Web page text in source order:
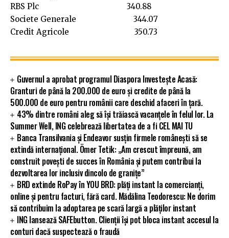
RBS Plc 340.88
Societe Generale 344.07
Credit Agricole 350.73
Guvernul a aprobat programul Diaspora Investește Acasă:
Granturi de până la 200.000 de euro și credite de până la
500.000 de euro pentru românii care deschid afaceri în țară.
43% dintre români aleg să își trăiască vacanțele în felul lor. La
Summer Well, ING celebrează libertatea de a fi CEL MAI TU
Banca Transilvania și Endeavor susțin firmele românești să se
extindă internațional. Ömer Tetik: „Am crescut împreună, am
construit povești de succes în România și putem contribui la
dezvoltarea lor inclusiv dincolo de granițe”
BRD extinde RoPay în YOU BRD: plăți instant la comercianți,
online și pentru facturi, fără card. Mădălina Teodorescu: Ne dorim
să contribuim la adoptarea pe scară largă a plăților instant
ING lansează SAFEbutton. Clienții își pot bloca instant accesul la
conturi dacă suspectează o fraudă